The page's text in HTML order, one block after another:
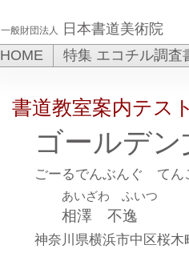
一般財団法人
日本書道美術院
HOME
特集 エコチル調査
ゴールデ
ごーるでんぶんぐ てん
書道教室案内テス
あいざわ ふいつ
相澤 不逸
神奈川県横浜市中区桜